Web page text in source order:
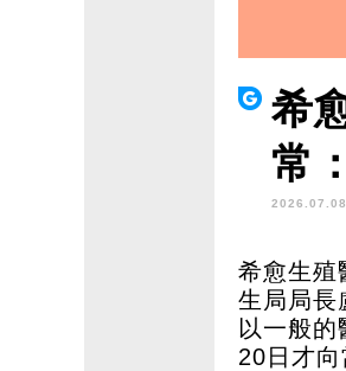
希
常
希愈生殖
生局局長
以一般的
20日才向